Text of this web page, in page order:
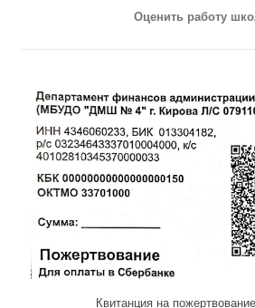
Оценить работу
Квитанция на